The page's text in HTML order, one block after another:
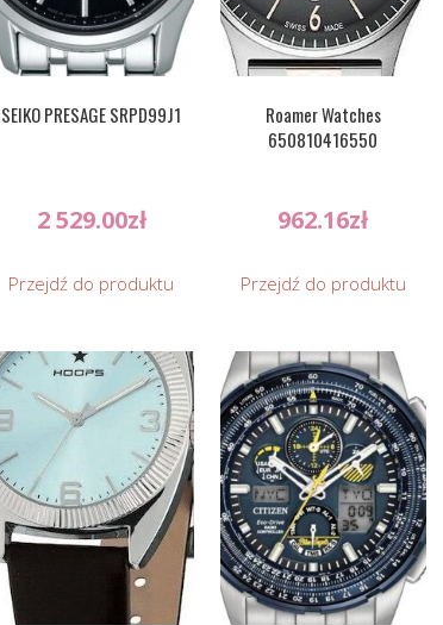
SEIKO PRESAGE SRPD99J1
2 529.00zł
Przejdź do produktu
Roamer Watches
650810416550
962.16zł
Przejdź do produktu